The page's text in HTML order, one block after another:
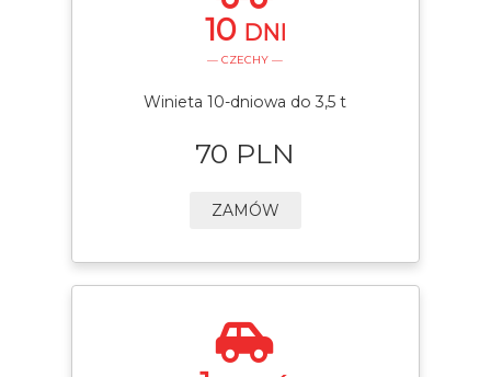
10 DNI
— CZECHY —
Winieta 10-dniowa do 3,5 t
70 PLN
ZAMÓW